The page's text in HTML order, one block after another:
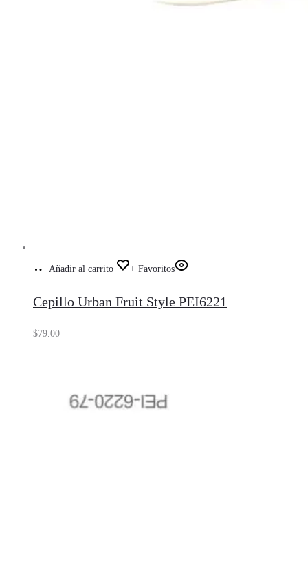
Añadir al carrito + Favoritos
Cepillo Urban Fruit Style PEI6221
$79.00